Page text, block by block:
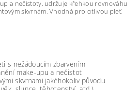
a nečistoty, udržuje křehkou rovnováhu
skvrnám. Vhodná pro citlivou pleť.
s nežádoucím zbarvením
make-upu a nečistot
skvrnami jakéhokoliv původu